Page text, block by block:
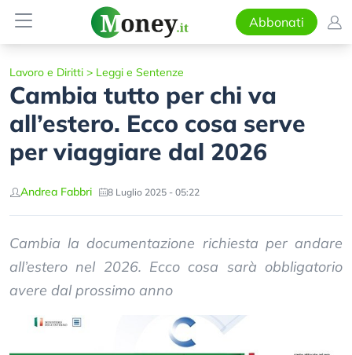
Abbonati
Lavoro e Diritti > Leggi e Sentenze
Cambia tutto per chi va
all’estero. Ecco cosa serve
per viaggiare dal 2026
Andrea Fabbri 8 Luglio 2025 - 05:22
Cambia la documentazione richiesta per andare
all’estero nel 2026. Ecco cosa sarà obbligatorio
avere dal prossimo anno